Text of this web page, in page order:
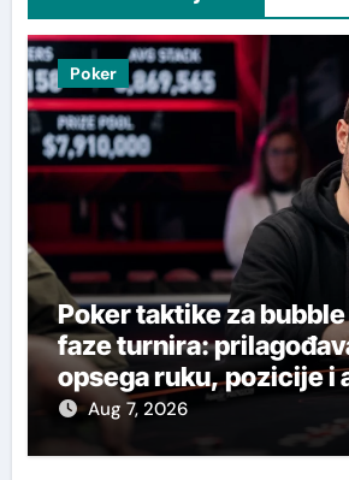
Poker
Poker taktike za
faze turnira:
opsega ruku, pozicije i
Aug 7, 2026